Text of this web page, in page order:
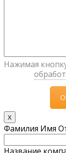
Нажимая
X
Фамилия Имя
Название